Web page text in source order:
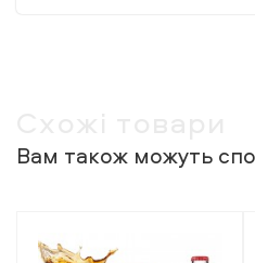
Вам також можуть